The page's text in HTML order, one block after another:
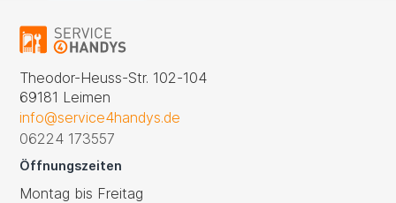
Theodor-Heuss-Str. 102-104
69181 Leimen
info@service4handys.de
06224 173557
Öffnungszeiten
Montag bis Freitag